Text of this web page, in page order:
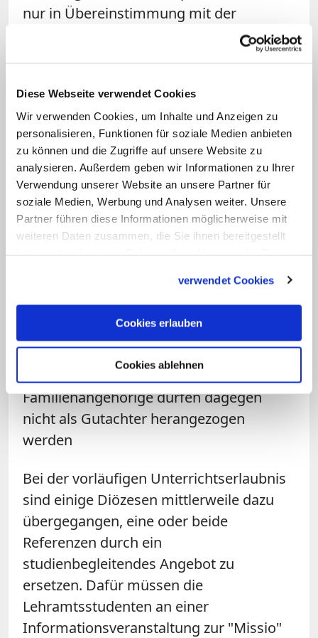
Diese Webseite verwendet Cookies
Wir verwenden Cookies, um Inhalte und Anzeigen zu
personalisieren, Funktionen für soziale Medien anbieten
zu können und die Zugriffe auf unsere Website zu
analysieren. Außerdem geben wir Informationen zu Ihrer
Verwendung unserer Website an unsere Partner für
soziale Medien, Werbung und Analysen weiter. Unsere
Partner führen diese Informationen möglicherweise mit
weiteren Daten zusammen, die Sie ihnen bereitgestellt
verwendet Cookies
Cookies erlauben
Cookies ablehnen
nur in Übereinstimmung mit der
kirchlichen Lehre zu unterrichten,
entsprechen. Dazu zählt auch ein aktives
Gemeindeleben, das natürlich weitaus
schwieriger zu belegen ist als
beispielsweise die Taufe. Vor der
Erteilung der "Missio Canonica" werden
deshalb zwei entsprechende Gutachten –
meist werden sie als Referenzen
erbracht werden. In der Regel ist das der
Pfarrer der Heimatgemeinde. Der andere
kann beispielsweise der eigene
ehemalige Religionslehrer oder ein
Mitglied aus der Gemeinde sein.
Familienangehörige dürfen dagegen
nicht als Gutachter herangezogen
werden
Bei der vorläufigen Unterrichtserlaubnis
sind einige Diözesen mittlerweile dazu
übergegangen, eine oder beide
Referenzen durch ein
studienbegleitendes Angebot zu
ersetzen. Dafür müssen die
Lehramtsstudenten an einer
Informationsveranstaltung zur "Missio"